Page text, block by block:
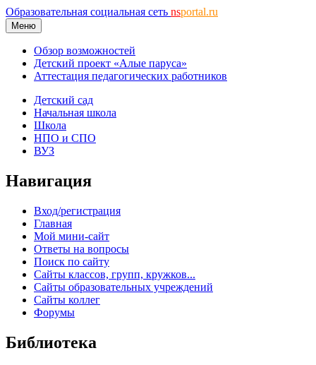
Образовательная социальная сеть nsportal.ru
Меню
Обзор возможностей
Детский проект «Алые паруса»
Аттестация педагогических работников
Детский сад
Начальная школа
Школа
НПО и СПО
ВУЗ
Навигация
Вход/регистрация
Главная
Мой мини-сайт
Ответы на вопросы
Поиск по сайту
Сайты классов, групп, кружков...
Сайты образовательных учреждений
Сайты коллег
Форумы
Библиотека